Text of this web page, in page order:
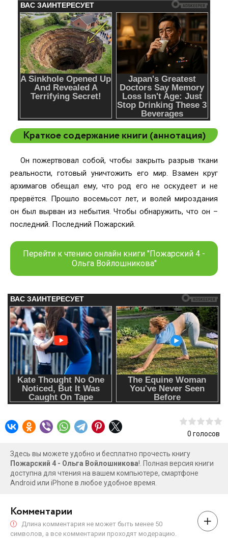
Краткое содержание книги (аннотация)
Он пожертвовал собой, чтобы закрыть разрыв ткани
реальности, готовый уничтожить его мир. Взамен круг
архимагов обещал ему, что род его не оскудеет и не
прервётся. Прошло восемьсот лет, и волей мироздания
он был вырван из небытия. Чтобы обнаружить, что он –
последний. Последний Пожарский.
Перейти к чтению онлайн книги "Пожарский 4 -
Ольга Войлошникова"
0 голосов
Здесь вы можете удобно и бесплатно прочесть книгу
Пожарский 4 - Ольга Войлошникова!. Полная версия книги
доступна для чтения на вашем компьютере, смартфоне
Android или iPhone в любое удобное время.
Комментарии
Длина комментария не может быть менее 50
символов, а все комментарии проходят модерацию.